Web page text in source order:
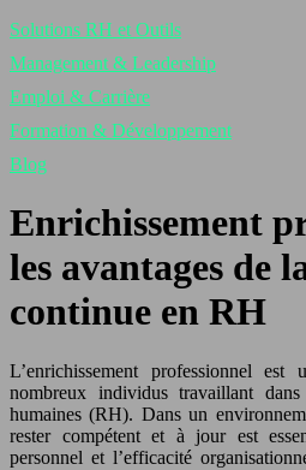
Solutions RH et Outils
Management & Leadership
Emploi & Carrière
Formation & Développement
Blog
Enrichissement
les avantages de
continue en RH
L’enrichissement professionnel
nombreux individus travaillant
humaines (RH). Dans un
rester compétent et à jour est
personnel et l’efficacité